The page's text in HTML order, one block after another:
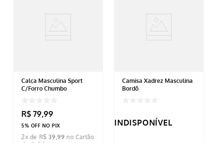
Calça Masculina Sport
C/Forro Chumbo
R$ 79,99
5% OFF NO PIX
2x de R$ 39,99
Camisa Xadrez Masculina
Bordô
INDISPONÍVEL